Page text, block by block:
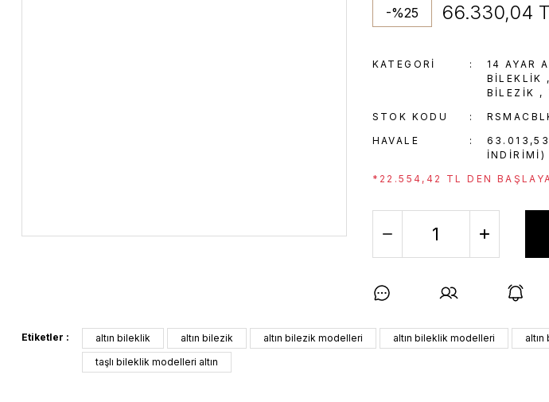
-%25 66.330,04
KATEGORI 14 AYAR
BILEKLIK ,
BILEZIK ,
STOK KODU
HAVALE
INDIRIMI)
*22.554,42 TL DEN
Etiketler : altın bileklik altın bilezik altın bilezik modelleri altın bileklik modelleri
taşlı bileklik modelleri altın